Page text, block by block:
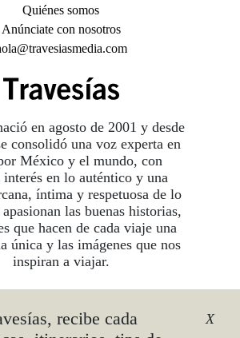
recibe cada
X
en agosto de 2001 y desde
consolidó una voz experta en
México y el mundo, con
interés en lo auténtico y una
íntima y respetuosa de lo
las buenas historias,
que hacen de cada viaje una
única y las imágenes que nos
inspiran a viajar.
Quiénes somos
Anúnciate con nosotros
©2026 DERECHOS RESERVADOS.
ES UNA MARCA REGISTRADA